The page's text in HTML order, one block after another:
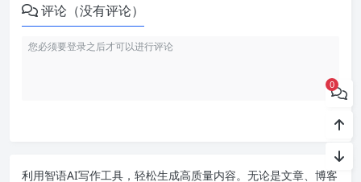
评论（没有评论）
利用智语AI写作工具，轻松生成高质量内容。无论是文章、博客
0